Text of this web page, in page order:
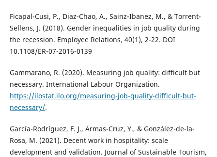
Ficapal-Cusi, P., Diaz-Chao, A., Sainz-Ibanez, M., & Torrent-
Sellens, J. (2018). Gender inequalities in job quality during
the recession. Employee Relations, 40(1), 2-22. DOI
10.1108/ER-07-2016-0139
Gammarano, R. (2020). Measuring job quality: difficult but
necessary. International Labour Organization.
https://ilostat.ilo.org/measuring-job-quality-difficult-but-
necessary/.
García-Rodríguez, F. J., Armas-Cruz, Y., & González-de-la-
Rosa, M. (2021). Decent work in hospitality: scale
development and validation. Journal of Sustainable Tourism,